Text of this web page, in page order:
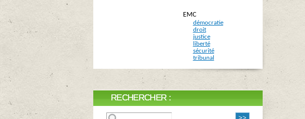
EMC
démocratie
droit
justice
liberté
sécurité
tribunal
RECHERCHER :